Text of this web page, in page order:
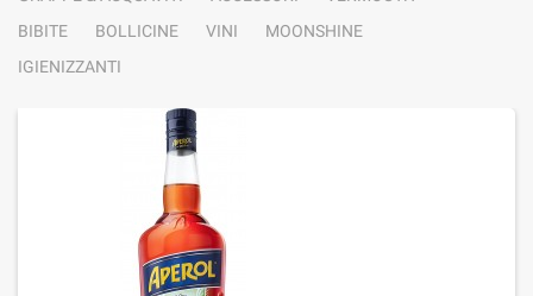
BIBITE
BOLLICINE VINI
MOONSHINE
IGIENIZZANTI